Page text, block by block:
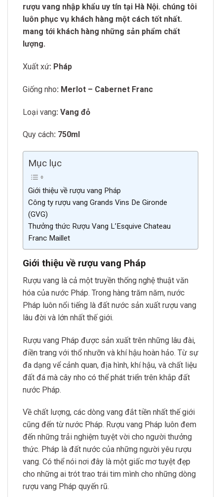
rượu vang nhập khẩu uy tín tại Hà Nội. chúng tôi
luôn phục vụ khách hàng một cách tốt nhất.
mang tới khách hàng những sản phẩm chất
lượng.
Xuất xứ: Pháp
Giống nho: Merlot – Cabernet Franc
Loại vang: Vang đỏ
Quy cách: 750ml
Mục lục
Giới thiệu về rượu vang Pháp
Công ty rượu vang Grands Vins De Gironde
(GVG)
Thưởng thức Rượu Vang L’Esquive Chateau
Franc Maillet
Giới thiệu về rượu vang Pháp
Rượu vang là cả một truyền thống nghệ thuật văn
hóa của nước Pháp. Trong hàng trăm năm, nước
Pháp luôn nổi tiếng là đất nước sản xuất rượu vang
lâu đời và lớn nhất thế giới.
Rượu vang Pháp được sản xuất trên những lâu đài,
điền trang với thổ nhưỡn và khí hậu hoàn hảo. Từ sự
đa dạng vể cảnh quan, địa hình, khí hậu, và chất liệu
đất đá mà cây nho có thể phát triển trên khắp đất
nước Pháp.
Về chất lượng, các dòng vang đắt tiền nhất thế giới
cũng đến từ nước Pháp. Rượu vang Pháp luôn đem
đến những trải nghiệm tuyệt vời cho người thưởng
thức. Pháp là đất nước của những người yêu rượu
vang. Có thể nói nơi đây là một giấc mơ tuyệt đẹp
cho những ai trót trao trái tim mình cho những dòng
rượu vang Pháp quyến rũ.